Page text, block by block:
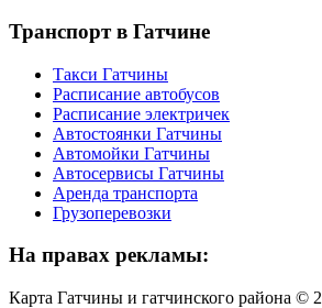
Транспортв Гатчине
Такси Гатчины
Расписание автобусов
Расписание электричек
Автостоянки Гатчины
Автомойки Гатчины
Автосервисы Гатчины
Аренда транспорта
Грузоперевозки
На правах рекламы:
Карта Гатчины и гатчинского района ©